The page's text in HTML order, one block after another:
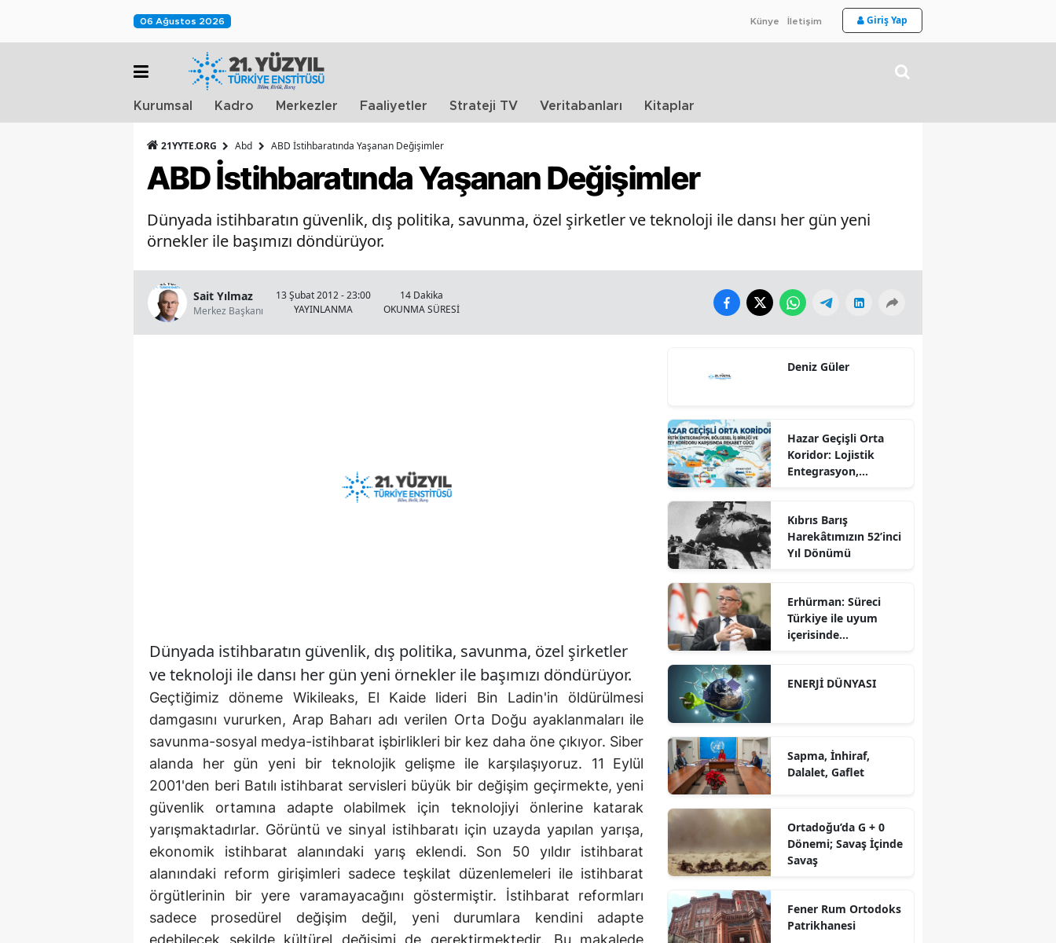
06 Ağustos 2026 Künye İletişim Giriş Yap
Kurumsal Kadro Merkezler Faaliyetler Strateji TV Veritabanları Kitaplar
21YYTE.ORG Abd ABD İstihbaratında Yaşanan Değişimler
ABD İstihbaratında Yaşanan Değişimler
Dünyada istihbaratın güvenlik, dış politika, savunma, özel şirketler ve teknoloji ile dansı her gün yeni
örnekler ile başımızı döndürüyor.
Sait Yılmaz
Merkez Başkanı
13 Şubat 2012 - 23:00
YAYINLANMA
14 Dakika
OKUNMA SÜRESİ
Dünyada istihbaratın güvenlik, dış politika, savunma, özel şirketler
ve teknoloji ile dansı her gün yeni örnekler ile başımızı döndürüyor.
Geçtiğimiz döneme Wikileaks, El Kaide lideri Bin Ladin'in öldürülmesi
damgasını vururken, Arap Baharı adı verilen Orta Doğu ayaklanmaları ile
savunma-sosyal medya-istihbarat işbirlikleri bir kez daha öne çıkıyor. Siber
alanda her gün yeni bir teknolojik gelişme ile karşılaşıyoruz. 11 Eylül
2001'den beri Batılı istihbarat servisleri büyük bir değişim geçirmekte, yeni
güvenlik ortamına adapte olabilmek için teknolojiyi önlerine katarak
yarışmaktadırlar. Görüntü ve sinyal istihbaratı için uzayda yapılan yarışa,
ekonomik istihbarat alanındaki yarış eklendi. Son 50 yıldır istihbarat
alanındaki reform girişimleri sadece teşkilat düzenlemeleri ile istihbarat
örgütlerinin bir yere varamayacağını göstermiştir. İstihbarat reformları
sadece prosedürel değişim değil, yeni durumlara kendini adapte
edebilecek şekilde kültürel değişimi de gerektirmektedir. Bu makalede
Deniz Güler
Hazar Geçişli Orta
Koridor: Lojistik
Entegrasyon,
Karşısında Rekabet
Gücü
Kıbrıs Barış
Harekâtımızın 52’inci
Yıl Dönümü
Erhürman: Süreci
Türkiye ile uyum
içerisinde
ENERJİ DÜNYASI
Sapma, İnhiraf,
Dalalet, Gaflet
Ortadoğu’da G + 0
Dönemi; Savaş İçinde
Savaş
Fener Rum Ortodoks
Patrikhanesi